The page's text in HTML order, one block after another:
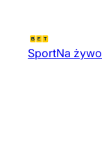
SportNa żywo